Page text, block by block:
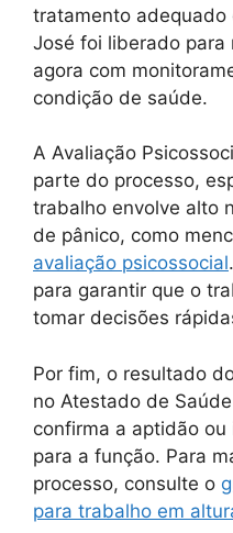
tratamento adequado
José foi liberado
agora com
condição de saúde.
A Avaliação
parte do processo,
trabalho envolve alto
de pânico, como
avaliação psicossocial
para garantir que o
tomar decisões
Por fim, o resultado
no Atestado de
confirma a aptidão
para a função. Para
processo, consulte o
para trabalho em